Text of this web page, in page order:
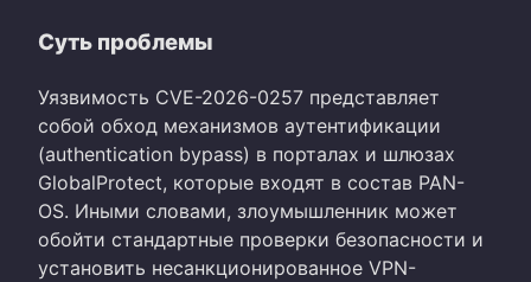
Суть проблемы
Уязвимость CVE-2026-0257 представляет
собой обход механизмов аутентификации
(authentication bypass) в порталах и шлюзах
GlobalProtect, которые входят в состав PAN-
OS. Иными словами, злоумышленник может
обойти стандартные проверки безопасности и
установить несанкционированное VPN-